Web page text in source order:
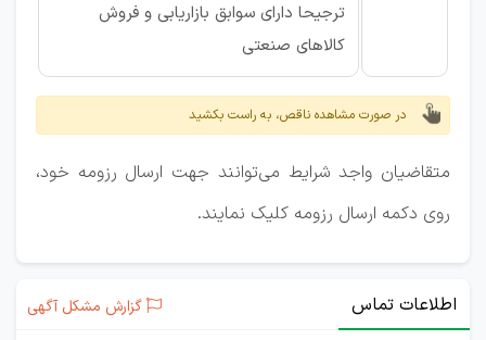
ترجیحا دارای سوابق بازاریابی و فروش
کالاهای صنعتی
در صورت مشاهده ناقص، به راست بکشید
متقاضیان واجد شرایط می‌توانند جهت ارسال رزومه خود،
روی دکمه ارسال رزومه کلیک نمایند.
اطلاعات تماس گزارش مشکل آگهی